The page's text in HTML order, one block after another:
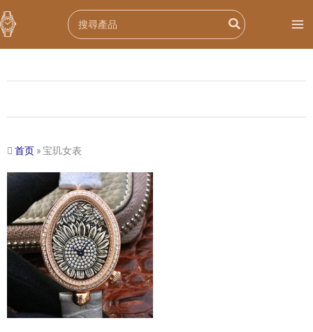
跳
至
内
Search
for:
首页 »宝玑女表